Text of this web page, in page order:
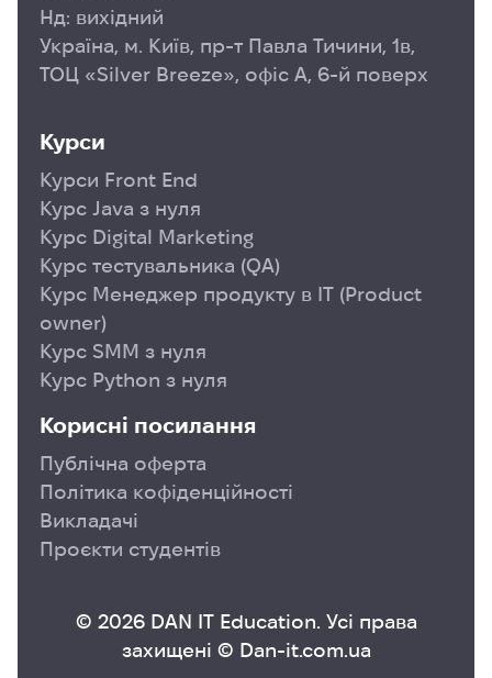
Нд: вихідний
Україна, м. Київ, пр-т Павла Тичини, 1в,
ТОЦ «Silver Breeze», офіс А, 6-й поверх
Курси
Курси Front End
Курс Java з нуля
Курс Digital Marketing
Курс тестувальника (QA)
Курс Менеджер продукту в ІТ (Product
owner)
Курс SMM з нуля
Курс Python з нуля
Корисні посилання
Публічна оферта
Політика кофіденційності
Викладачі
Проєкти студентів
© 2026 DAN IT Education. Усі права
захищені © Dan-it.com.ua